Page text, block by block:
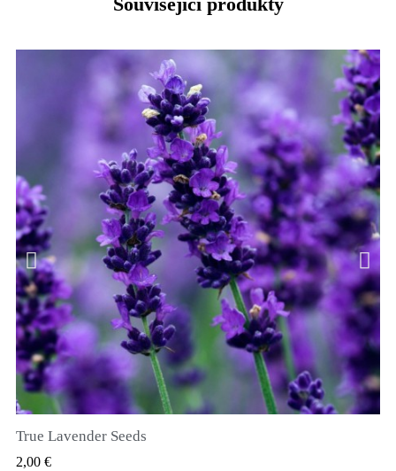
True Lavender Seeds
2,00 €